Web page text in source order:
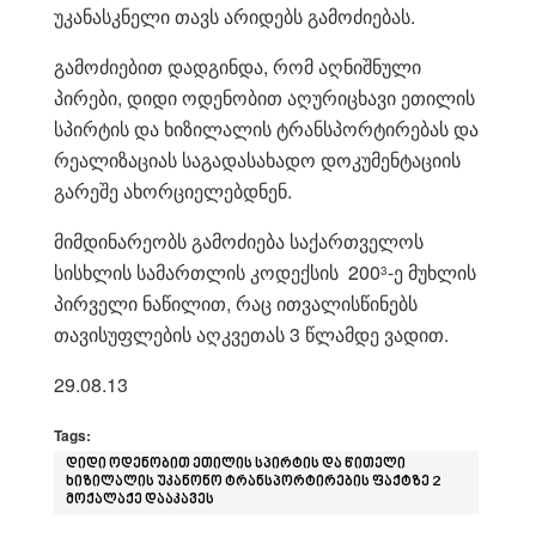
უკანასკნელი თავს არიდებს გამოძიებას.
გამოძიებით დადგინდა, რომ აღნიშნული
პირები, დიდი ოდენობით აღურიცხავი ეთილის
სპირტის და ხიზილალის ტრანსპორტირებას და
რეალიზაციას საგადასახადო დოკუმენტაციის
გარეშე ახორციელებდნენ.
მიმდინარეობს გამოძიება საქართველოს
სისხლის სამართლის კოდექსის 2003-ე მუხლის
პირველი ნაწილით, რაც ითვალისწინებს
თავისუფლების აღკვეთას 3 წლამდე ვადით.
29.08.13
Tags:
დიდი ოდენობით ეთილის სპირტის და წითელი
ხიზილალის უკანონო ტრანსპორტირების ფაქტზე 2
მოქალაქე დააკავეს